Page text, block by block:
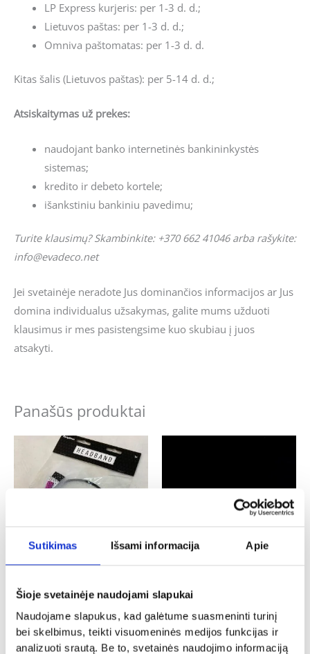
Sutikimas Išsami informacija Apie
Šioje svetainėje naudojami slapukai
Naudojame slapukus, kad galėtume suasmeninti turinį
bei skelbimus, teikti visuomeninės medijos funkcijas ir
analizuoti srautą. Be to, svetainės naudojimo informaciją
LP Express kurjeris: per 1-3 d. d.;
Lietuvos paštas: per 1-3 d. d.;
Omniva paštomatas: per 1-3 d. d.
Kitas šalis (Lietuvos paštas): per 5-14 d. d.;
Atsiskaitymas už prekes:
naudojant banko internetinės bankininkystės
sistemas;
kredito ir debeto kortele;
išankstiniu bankiniu pavedimu;
Turite klausimų? Skambinkite: +370 662 41046 arba rašykite:
info@evadeco.net
Jei svetainėje neradote Jus dominančios informacijos ar Jus
domina individualus užsakymas, galite mums užduoti
klausimus ir mes pasistengsime kuo skubiau į juos
atsakyti.
Panašūs produktai
Lankelis juodas su veliumu
3.50€
Į KREPŠELĮ
Keliaraištis „Su rusvom gėlytėm”
8.00€
Į KREPŠELĮ